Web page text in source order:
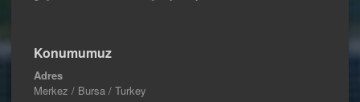
Konumumuz
Adres
Merkez / Bursa / Turkey